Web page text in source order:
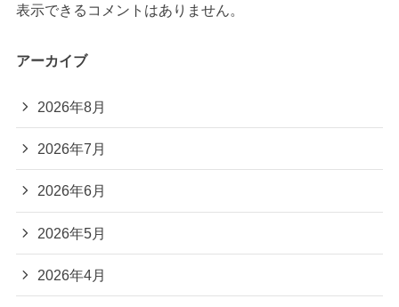
表示できるコメントはありません。
アーカイブ
2026年8月
2026年7月
2026年6月
2026年5月
2026年4月